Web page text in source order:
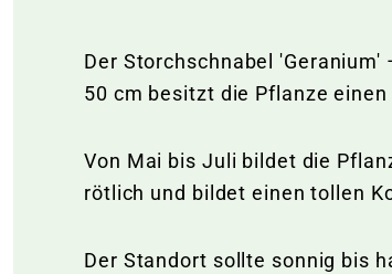
Der Storchschnabel
50 cm besitzt die Pflanze
Von Mai bis Juli bildet die
rötlich und bildet einen tollen
Der Standort sollte sonnig bis